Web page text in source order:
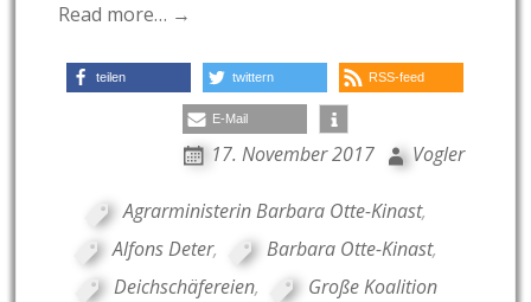
Read more… →
teilen twittern RSS-feed
E-Mail
17. November 2017 Vogler
Agrarministerin Barbara Otte-Kinast,
Alfons Deter, Barbara Otte-Kinast,
Deichschäfereien,
Große Koalition